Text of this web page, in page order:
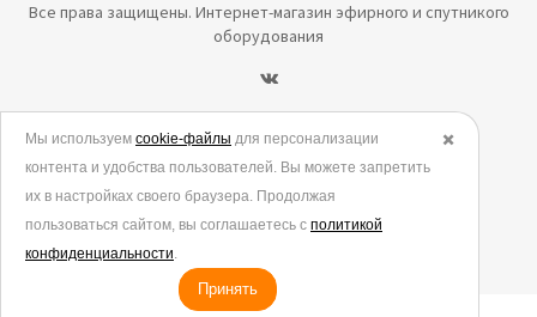
Все права защищены. Интернет-магазин эфирного и спутникого
оборудования
Политика в отношении обработки персональных данных
Согласие на обработку персональных данных
Согласие на обработку данных метрическими программами
Политика использования cookies
✖️
Мы используем cookie-файлы для персонализации
контента и удобства пользователей. Вы можете запретить
их в настройках своего браузера. Продолжая
пользоваться сайтом, вы соглашаетесь с политикой
конфиденциальности.
Принять